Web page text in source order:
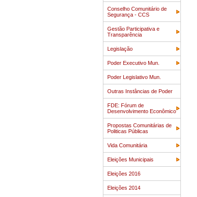
Conselho Comunitário de
Segurança - CCS
Gestão Participativa e
Transparência
Legislação
Poder Executivo Mun.
Poder Legislativo Mun.
Outras Instâncias de Poder
FDE: Fórum de
Desenvolvimento Econômico
Propostas Comunitárias de
Politicas Públicas
Vida Comunitária
Eleições Municipais
Eleições 2016
Eleições 2014